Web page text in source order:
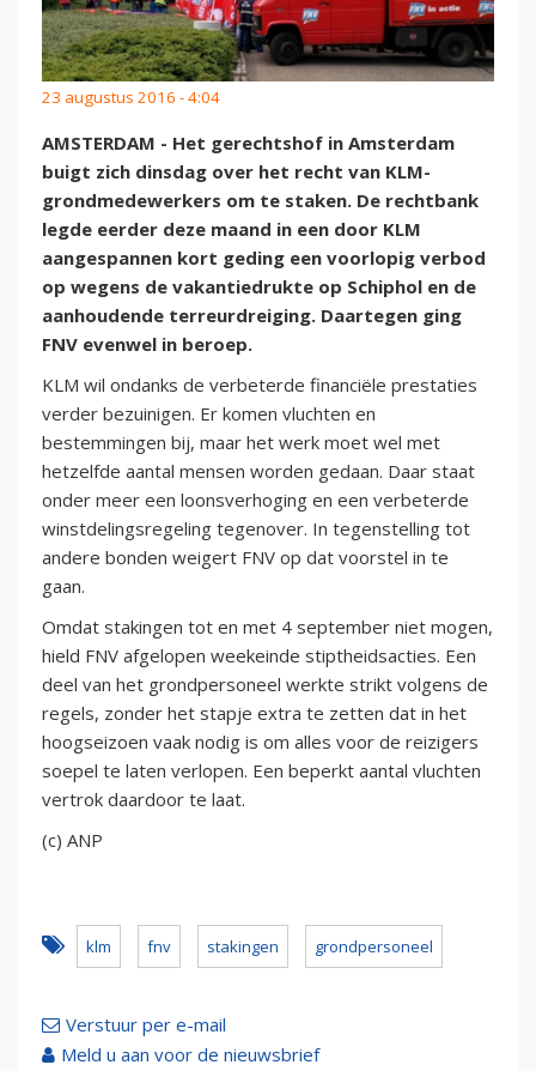
23 augustus 2016 - 4:04
AMSTERDAM - Het gerechtshof in Amsterdam
buigt zich dinsdag over het recht van KLM-
grondmedewerkers om te staken. De rechtbank
legde eerder deze maand in een door KLM
aangespannen kort geding een voorlopig verbod
op wegens de vakantiedrukte op Schiphol en de
aanhoudende terreurdreiging. Daartegen ging
FNV evenwel in beroep.
KLM wil ondanks de verbeterde financiële prestaties
verder bezuinigen. Er komen vluchten en
bestemmingen bij, maar het werk moet wel met
hetzelfde aantal mensen worden gedaan. Daar staat
onder meer een loonsverhoging en een verbeterde
winstdelingsregeling tegenover. In tegenstelling tot
andere bonden weigert FNV op dat voorstel in te
gaan.
Omdat stakingen tot en met 4 september niet mogen,
hield FNV afgelopen weekeinde stiptheidsacties. Een
deel van het grondpersoneel werkte strikt volgens de
regels, zonder het stapje extra te zetten dat in het
hoogseizoen vaak nodig is om alles voor de reizigers
soepel te laten verlopen. Een beperkt aantal vluchten
vertrok daardoor te laat.
(c) ANP
klm fnv stakingen grondpersoneel
Verstuur per e-mail
Meld u aan voor de nieuwsbrief